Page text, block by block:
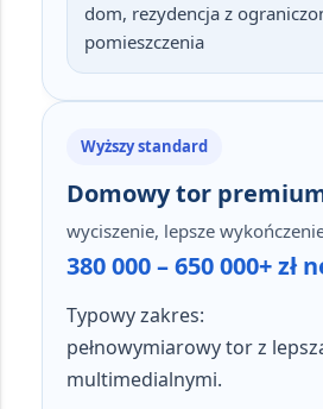
dom, rezydencja z
pomieszczenia
Wyższy standard
Domowy tor
wyciszenie, lepsze
380 000 – 650 000+
Typowy zakres:
pełnowymiarowy tor z
multimedialnymi.